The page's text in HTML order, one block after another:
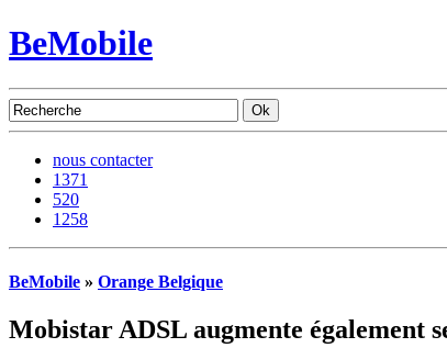
BeMobile
nous contacter
1371
520
1258
BeMobile » Orange Belgique
Mobistar ADSL augmente également